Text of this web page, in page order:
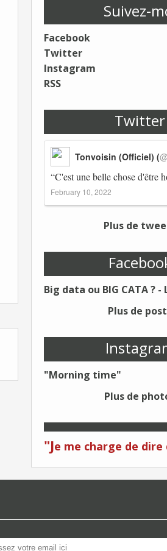
Suivez-
Facebook
Twitter
Instagram
RSS
Twitter
Tonvoisin (Officiel) (
February 10, 2022
Plus de
Plus de
"Morning time"
Plus de
"Je me charge de dire du mal de moi... Quand on me